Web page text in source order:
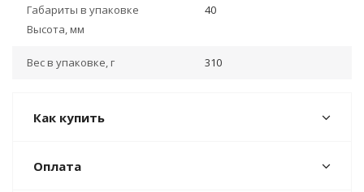
Габариты в упаковке
Высота, мм
40
Вес в упаковке, г 310
Как купить
Оплата